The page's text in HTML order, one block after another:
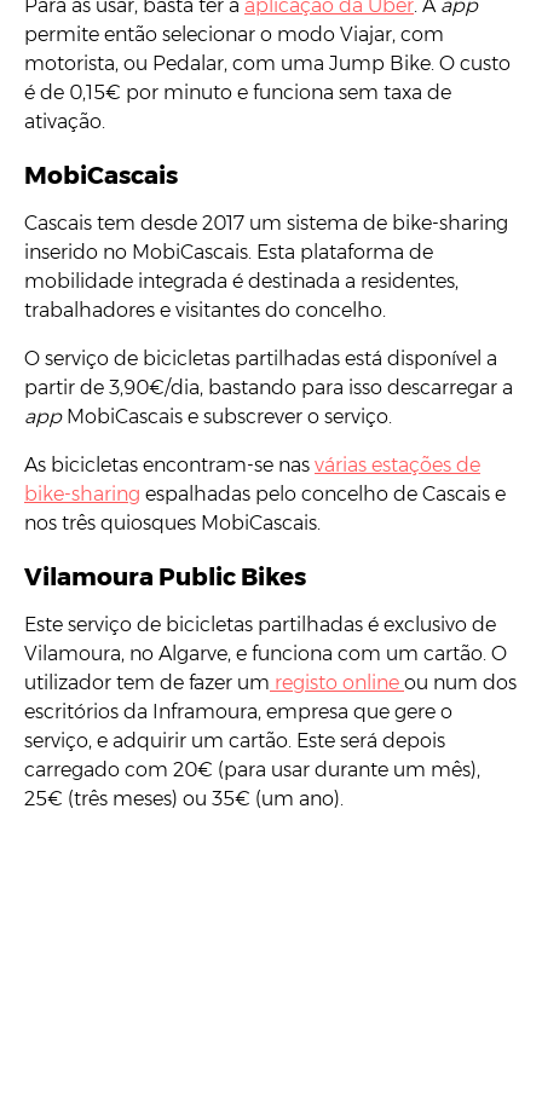
Para as usar, basta ter a aplicação da Uber . A app
permite então selecionar o modo Viajar, com
motorista, ou Pedalar, com uma Jump Bike. O custo
é de 0,15€ por minuto e funciona sem taxa de
ativação.
MobiCascais
Cascais tem desde 2017 um sistema de bike-sharing
inserido no MobiCascais. Esta plataforma de
mobilidade integrada é destinada a residentes,
trabalhadores e visitantes do concelho.
O serviço de bicicletas partilhadas está disponível a
partir de 3,90€/dia, bastando para isso descarregar a
appMobiCascais e subscrever o serviço.
As bicicletas encontram-se nas várias estações de
bike-sharing espalhadas pelo concelho de Cascais e
nos três quiosques MobiCascais.
Vilamoura Public Bikes
Este serviço de bicicletas partilhadas é exclusivo de
Vilamoura, no Algarve, e funciona com um cartão. O
utilizador tem de fazer um registo online ou num dos
escritórios da Inframoura, empresa que gere o
serviço, e adquirir um cartão. Este será depois
carregado com 20€ (para usar durante um mês),
25€ (três meses) ou 35€ (um ano).